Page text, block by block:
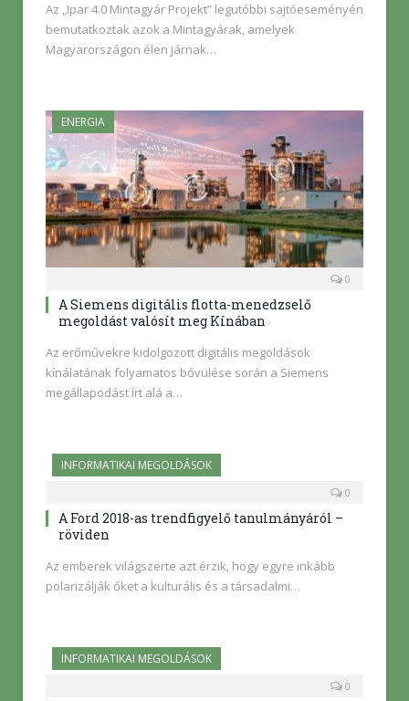
Az „Ipar 4.0 Mintagyár Projekt” legutóbbi sajtóeseményén
bemutatkoztak azok a Mintagyárak, amelyek
Magyarországon élen járnak…
ENERGIA
0
A Siemens digitális flotta-menedzselő
megoldást valósít meg Kínában
Az erőművekre kidolgozott digitális megoldások
kínálatának folyamatos bővülése során a Siemens
megállapodást írt alá a…
INFORMATIKAI MEGOLDÁSOK
0
A Ford 2018-as trendfigyelő tanulmányáról –
röviden
Az emberek világszerte azt érzik, hogy egyre inkább
polarizálják őket a kulturális és a társadalmi…
INFORMATIKAI MEGOLDÁSOK
0